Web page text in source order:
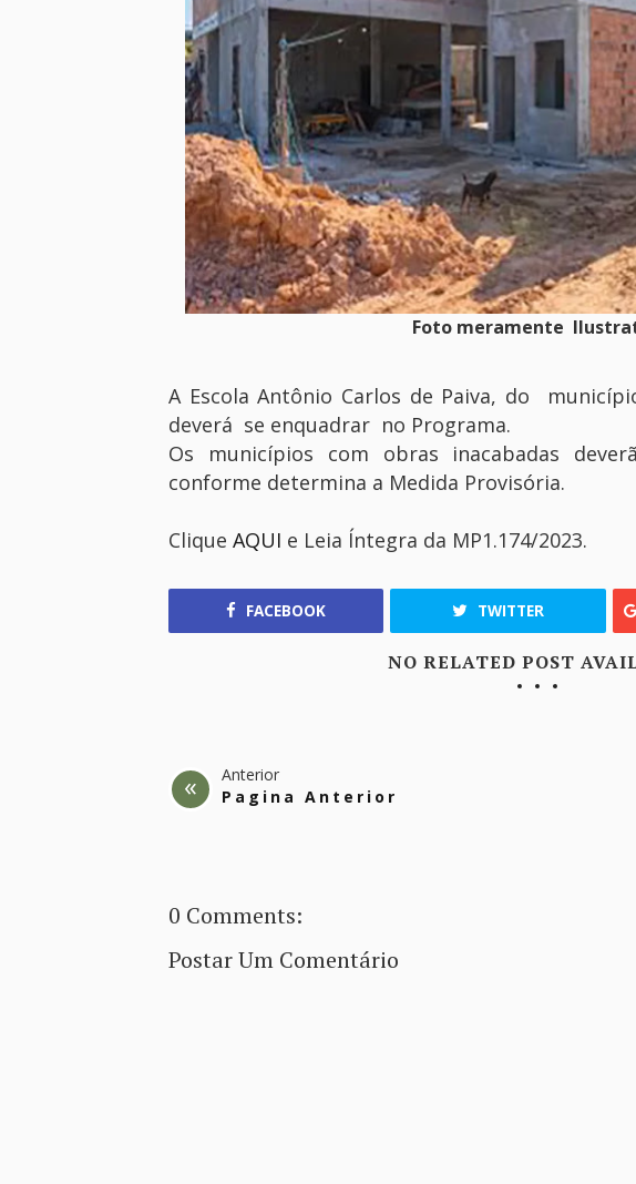
Foto meramente
A Escola Antônio Carlos de Paiva, do
deverá se enquadrar no Programa.
Os municípios com obras inacabadas
conforme determina a Medida Provisória.
Clique AQUI e Leia Íntegra da MP1.174/2023.
FACEBOOK TWITTER
NO RELATED POST
Anterior
Pagina Anterior
0 Comments:
Postar Um Comentário